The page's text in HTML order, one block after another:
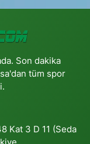
Son dakika
tüm spor
Kat 3 D 11 (Seda